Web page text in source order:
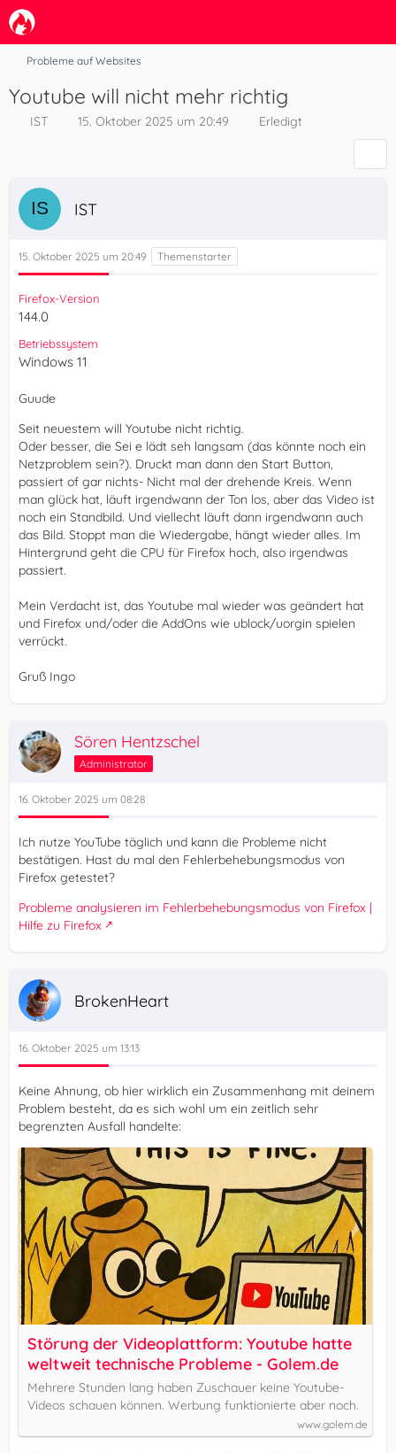
Probleme auf Websites
Youtube will nicht mehr richtig
IST 15. Oktober 2025 um 20:49 Erledigt
IST
15. Oktober 2025 um 20:49
Firefox-Version
144.0
Betriebssystem
Windows 11
Guude
Seit neuestem will Youtube nicht richtig.
Oder besser, die Sei e lädt seh langsam (das könnte noch ein
Netzproblem sein?). Druckt man dann den Start Button,
passiert of gar nichts- Nicht mal der drehende Kreis. Wenn
man glück hat, läuft irgendwann der Ton los, aber das Video ist
noch ein Standbild. Und viellecht läuft dann irgendwann auch
das Bild. Stoppt man die Wiedergabe, hängt wieder alles. Im
Hintergrund geht die CPU für Firefox hoch, also irgendwas
passiert.
Mein Verdacht ist, das Youtube mal wieder was geändert hat
und Firefox und/oder die AddOns wie ublock/uorgin spielen
verrückt.
Gruß Ingo
Sören Hentzschel
Administrator
16. Oktober 2025 um 08:28
Ich nutze YouTube täglich und kann die Probleme nicht
bestätigen. Hast du mal den Fehlerbehebungsmodus von
Firefox getestet?
Probleme analysieren im Fehlerbehebungsmodus von Firefox |
Hilfe zu Firefox
BrokenHeart
16. Oktober 2025 um 13:13
Keine Ahnung, ob hier wirklich ein Zusammenhang mit deinem
Problem besteht, da es sich wohl um ein zeitlich sehr
begrenzten Ausfall handelte:
Störung der Videoplattform: Youtube hatte
weltweit technische Probleme - Golem.de
Mehrere Stunden lang haben Zuschauer keine Youtube-
Videos schauen können. Werbung funktionierte aber noch.
www.golem.de